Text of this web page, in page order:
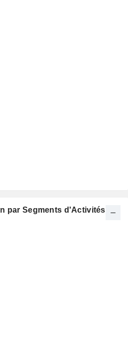
par Segments d'Activités